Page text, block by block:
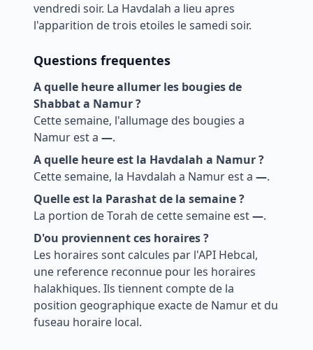
vendredi soir. La Havdalah a lieu apres
l'apparition de trois etoiles le samedi soir.
Questions frequentes
A quelle heure allumer les bougies de
Shabbat a Namur?
Cette semaine, l'allumage des bougies a
Namur est a —.
A quelle heure est la Havdalah a Namur?
Cette semaine, la Havdalah a Namur est a —.
Quelle est la Parashat de la semaine ?
La portion de Torah de cette semaine est—.
D'ou proviennent ces horaires ?
Les horaires sont calcules par l'API Hebcal,
une reference reconnue pour les horaires
halakhiques. Ils tiennent compte de la
position geographique exacte de Namur et du
fuseau horaire local.